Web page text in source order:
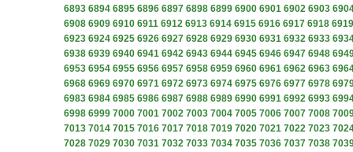
6893 6894 6895 6896 6897 6898 6899 6900 6901 6902 6903
6908 6909 6910 6911 6912 6913 6914 6915 6916 6917 6918 6919
6923 6924 6925 6926 6927 6928 6929 6930 6931 6932 6933
6938 6939 6940 6941 6942 6943 6944 6945 6946 6947 6948
6953 6954 6955 6956 6957 6958 6959 6960 6961 6962 6963
6968 6969 6970 6971 6972 6973 6974 6975 6976 6977 6978
6983 6984 6985 6986 6987 6988 6989 6990 6991 6992 6993
6998 6999 7000 7001 7002 7003 7004 7005 7006 7007 7008
7013 7014 7015 7016 7017 7018 7019 7020 7021 7022 7023
7028 7029 7030 7031 7032 7033 7034 7035 7036 7037 7038